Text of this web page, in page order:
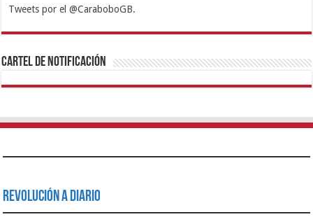
Tweets por el @CaraboboGB.
1xbetBetturkeyBetistKralbetSupertotobetTipobetMatadorbetMariobet
https://mvbcasino.com/
Cartel de Notificación
Revolución a Diario